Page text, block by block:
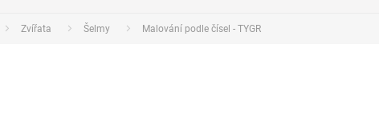
Zvířata Šelmy Malování podle čísel - TYGR